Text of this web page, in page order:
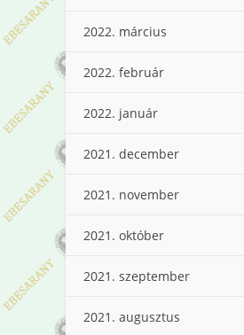
2022. március
2022. február
2022. január
2021. december
2021. november
2021. október
2021. szeptember
2021. augusztus